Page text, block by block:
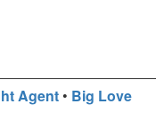
Agent • Big Love